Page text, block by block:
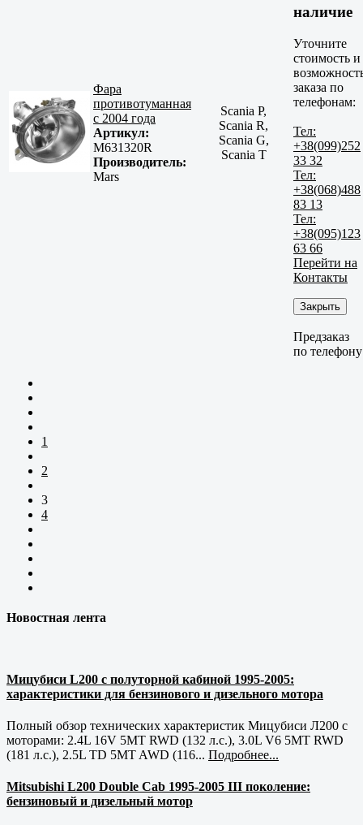
Фара
противотуманная
с 2004 года
Артикул:
M631320R
Производитель:
Mars
Scania P,
Scania R,
Scania G,
Scania T
наличие
Уточните
стоимость и
заказа по
телефонам:
Тел:
+38(099)252
33 32
Тел:
+38(068)488
83 13
Тел:
+38(095)123
63 66
Перейти на
Контакты
Закрыть
Предзаказ
по телефону
1
2
3
4
Новостная лента
Мицубиси L200 с полуторной кабиной 1995-2005:
характеристики для бензинового и дизельного мотора
Полный обзор технических характеристик Мицубиси Л200 с
моторами: 2.4L 16V 5MT RWD (132 л.с.), 3.0L V6 5MT RWD
(181 л.с.), 2.5L TD 5MT AWD (116... Подробнее...
Mitsubishi L200 Double Cab 1995-2005 III поколение:
бензиновый и дизельный мотор